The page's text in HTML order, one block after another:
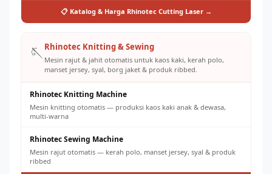
📋 Katalog & Harga Rhinotec Cutting Laser →
🪡Rhinotec Knitting & Sewing
Mesin rajut & jahit otomatis untuk kaos kaki, kerah polo,
manset jersey, syal, borg jaket & produk ribbed.
Rhinotec Knitting Machine
Mesin knitting otomatis — produksi kaos kaki anak & dewasa,
multi-warna
Rhinotec Sewing Machine
Mesin rajut otomatis — kerah polo, manset jersey, syal & produk
ribbed